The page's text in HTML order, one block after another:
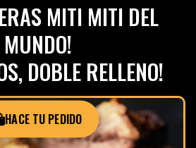
MITI MITI DEL
MUNDO!
DOBLE RELLENO!
HACE TU PEDIDO